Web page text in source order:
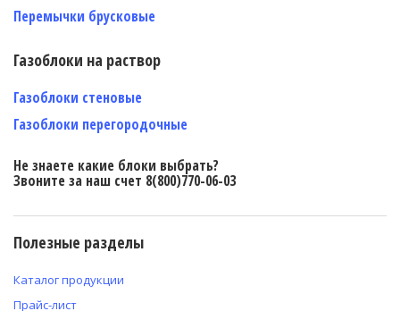
Перемычки брусковые
Газоблоки на раствор
Газоблоки стеновые
Газоблоки перегородочные
Не знаете какие блоки выбрать?
Звоните за наш счет 8(800)770-06-03
Полезные разделы
Каталог продукции
Прайс-лист